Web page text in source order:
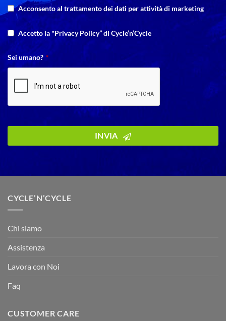
Acconsento al trattamento dei dati per attività di marketing
Accetto la "Privacy Policy” di Cycle’n’Cycle
Sei umano? *
INVIA
CYCLE’N’CYCLE
Chi siamo
Assistenza
Lavora con Noi
Faq
CUSTOMER CARE